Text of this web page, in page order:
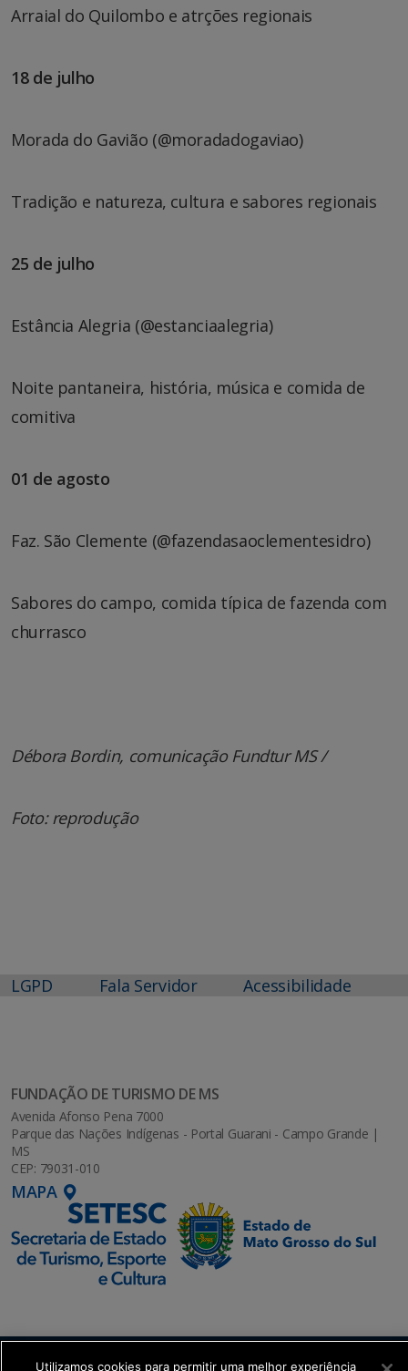
Arraial do Quilombo e atrções regionais
18 de julho
Morada do Gavião (@moradadogaviao)
Tradição e natureza, cultura e sabores regionais
25 de julho
Estância Alegria (@estanciaalegria)
Noite pantaneira, história, música e comida de
comitiva
01 de agosto
Faz. São Clemente (@fazendasaoclementesidro)
Sabores do campo, comida típica de fazenda com
churrasco
Débora Bordin, comunicação Fundtur MS /
Foto: reprodução
LGPD Fala Servidor Acessibilidade
FUNDAÇÃO DE TURISMO DE MS
Avenida Afonso Pena 7000
Parque das Nações Indígenas - Portal Guarani - Campo Grande |
MS
CEP: 79031-010
MAPA
SETDIG | Secretaria-Executiva de Transformação
Utilizamos cookies para permitir uma melhor experiência